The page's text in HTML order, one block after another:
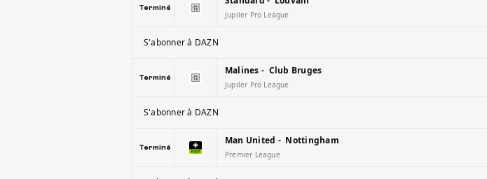
Terminé
Jupiler Pro League
S'abonner à DAZN
Terminé
Malines - Club Bruges
Jupiler Pro League
S'abonner à DAZN
Terminé
Man United - Nottingham
Premier League